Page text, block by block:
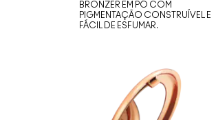
BRONZER EM PÓ COM
PIGMENTAÇÃO CONSTRUÍVEL E
FÁCIL DE ESFUMAR.